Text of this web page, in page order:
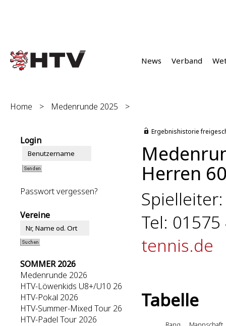
News Verband
Home > Medenrunde 2025 >
Login
Passwort vergessen?
Vereine
SOMMER 2026
Medenrunde 2026
HTV-Löwenkids U8+/U10 26
HTV-Pokal 2026
HTV-Summer-Mixed Tour 26
HTV-Padel Tour 2026
Ergebnishistorie
Herren
Tel:
tennis.de
Tabelle